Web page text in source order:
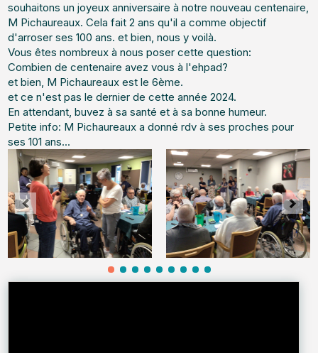
souhaitons un joyeux anniversaire à notre nouveau centenaire,
M Pichaureaux. Cela fait 2 ans qu'il a comme objectif
d'arroser ses 100 ans. et bien, nous y voilà.
Vous êtes nombreux à nous poser cette question:
Combien de centenaire avez vous à l'ehpad?
et bien, M Pichaureaux est le 6ème.
et ce n'est pas le dernier de cette année 2024.
En attendant, buvez à sa santé et à sa bonne humeur.
Petite info: M Pichaureaux a donné rdv à ses proches pour
ses 101 ans...